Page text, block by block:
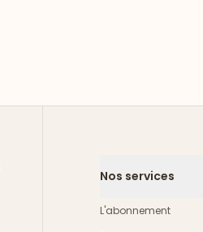
Nos services
L'abonnement